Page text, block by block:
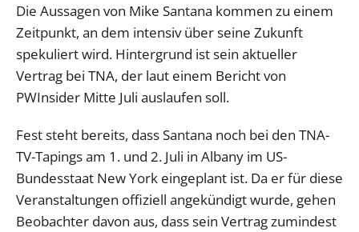
Die Aussagen von Mike Santana kommen zu einem
Zeitpunkt, an dem intensiv über seine Zukunft
spekuliert wird. Hintergrund ist sein aktueller
Vertrag bei TNA, der laut einem Bericht von
PWInsider Mitte Juli auslaufen soll.
Fest steht bereits, dass Santana noch bei den TNA-
TV-Tapings am 1. und 2. Juli in Albany im US-
Bundesstaat New York eingeplant ist. Da er für diese
Veranstaltungen offiziell angekündigt wurde, gehen
Beobachter davon aus, dass sein Vertrag zumindest